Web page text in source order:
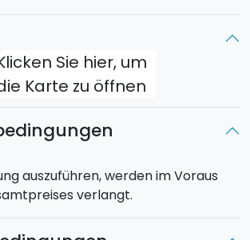
nicht exklusiv).
BB37D, Kennzeichen I-SICL.
Region/Centuripe. Der Ballon
Flächen für einen sicheren
festgelegt.
oder Sonnenuntergang.
Sie hier, um
Karte zu öffnen
auszuführen, werden im Voraus
verlangt.